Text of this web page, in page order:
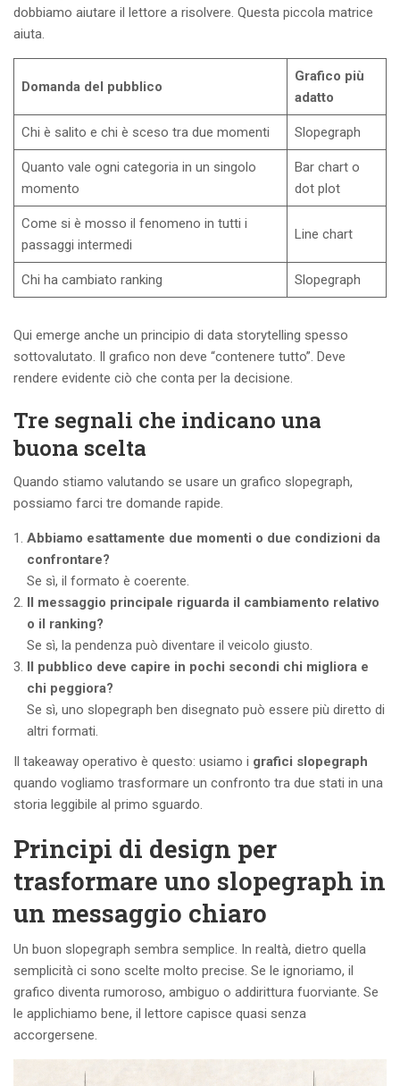
dobbiamo aiutare il lettore a risolvere. Questa piccola matrice
aiuta.
Domanda del pubblico
Grafico più
adatto
Chi è salito e chi è sceso tra due momenti Slopegraph
Quanto vale ogni categoria in un singolo
momento
Bar chart o
dot plot
Come si è mosso il fenomeno in tutti i
passaggi intermedi
Line chart
Chi ha cambiato ranking Slopegraph
Qui emerge anche un principio di data storytelling spesso
sottovalutato. Il grafico non deve “contenere tutto”. Deve
rendere evidente ciò che conta per la decisione.
Tre segnali che indicano una
buona scelta
Quando stiamo valutando se usare un grafico slopegraph,
possiamo farci tre domande rapide.
Abbiamo esattamente due momenti o due condizioni da
confrontare?
Se sì, il formato è coerente.
Il messaggio principale riguarda il cambiamento relativo
o il ranking?
Se sì, la pendenza può diventare il veicolo giusto.
Il pubblico deve capire in pochi secondi chi migliora e
chi peggiora?
Se sì, uno slopegraph ben disegnato può essere più diretto di
altri formati.
Il takeaway operativo è questo: usiamo i grafici slopegraph
quando vogliamo trasformare un confronto tra due stati in una
storia leggibile al primo sguardo.
Principi di design per
trasformare uno slopegraph in
un messaggio chiaro
Un buon slopegraph sembra semplice. In realtà, dietro quella
semplicità ci sono scelte molto precise. Se le ignoriamo, il
grafico diventa rumoroso, ambiguo o addirittura fuorviante. Se
le applichiamo bene, il lettore capisce quasi senza
accorgersene.